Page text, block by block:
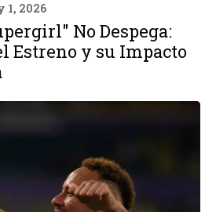
1, 2026
No Despega:
Estreno y su Impacto